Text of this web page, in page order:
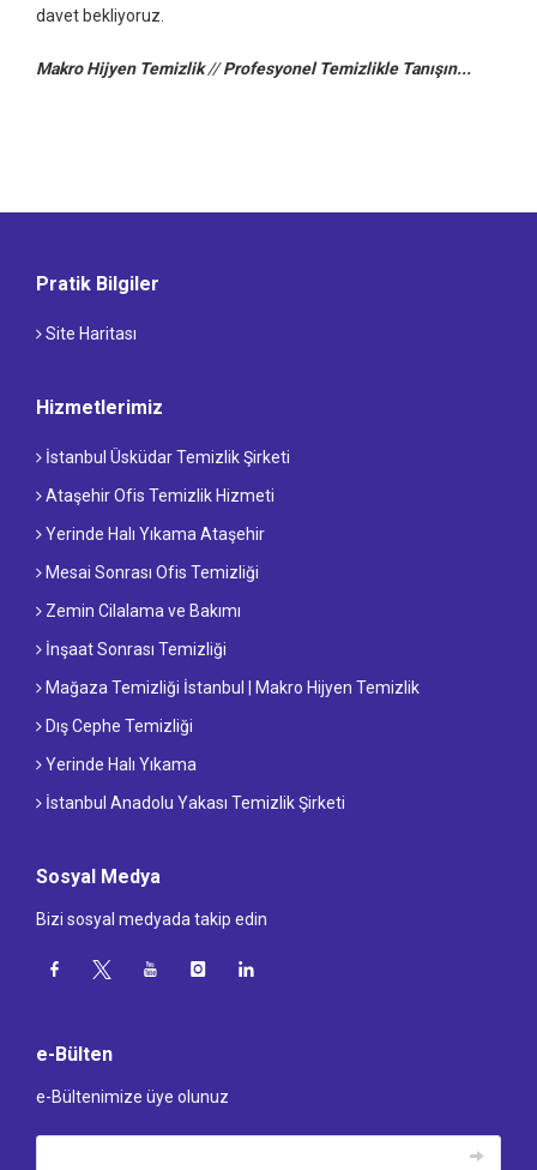
davet bekliyoruz.
Makro Hijyen Temizlik // Profesyonel Temizlikle Tanışın...
Pratik Bilgiler
Site Haritası
Hizmetlerimiz
İstanbul Üsküdar Temizlik Şirketi
Ataşehir Ofis Temizlik Hizmeti
Yerinde Halı Yıkama Ataşehir
Mesai Sonrası Ofis Temizliği
Zemin Cilalama ve Bakımı
İnşaat Sonrası Temizliği
Mağaza Temizliği İstanbul | Makro Hijyen Temizlik
Dış Cephe Temizliği
Yerinde Halı Yıkama
İstanbul Anadolu Yakası Temizlik Şirketi
Sosyal Medya
Bizi sosyal medyada takip edin
e-Bülten
e-Bültenimize üye olunuz